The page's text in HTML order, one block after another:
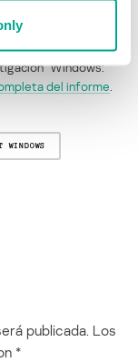
“Windows:
del informe
WINDOWS
publicada. Los
*